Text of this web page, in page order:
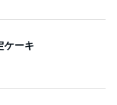
ケーキ